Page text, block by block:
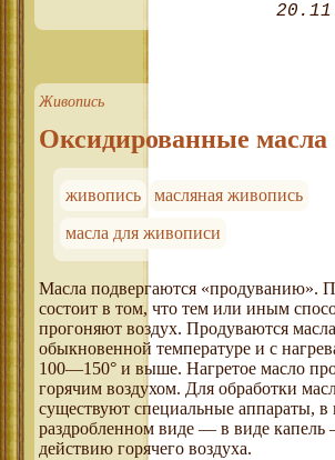
Живопись
Оксидированные масла
живопись
масляная живопись
масла для живописи
Масла подвергаются «продуванию».
состоит в том, что тем или иным
прогоняют воздух. Продуваются
обыкновенной температуре и с
100—150° и выше. Нагретое масло
горячим воздухом. Для обработки
существуют специальные аппараты, в
раздробленном виде — в виде капель
действию горячего воздуха.